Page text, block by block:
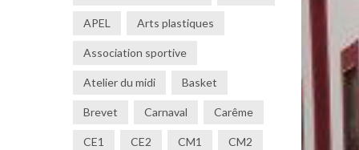
APEL Arts plastiques
Association sportive
Atelier du midi Basket
Brevet Carnaval Carême
CE1 CE2 CM1 CM2